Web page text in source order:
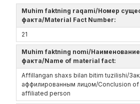
Muhim faktning raqami/Номер
факта/Material Fact Number:
21
Muhim faktning nomi/
факта/Name of material fact:
Affillangan shaxs bilan bitim tuzilishi/
аффилированным лицом/Conclusion of
affiliated person